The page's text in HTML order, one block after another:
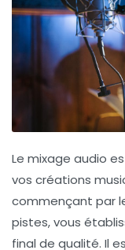
Le mixage audio
vos créations
commençant par
pistes, vous
final de qualité. Il